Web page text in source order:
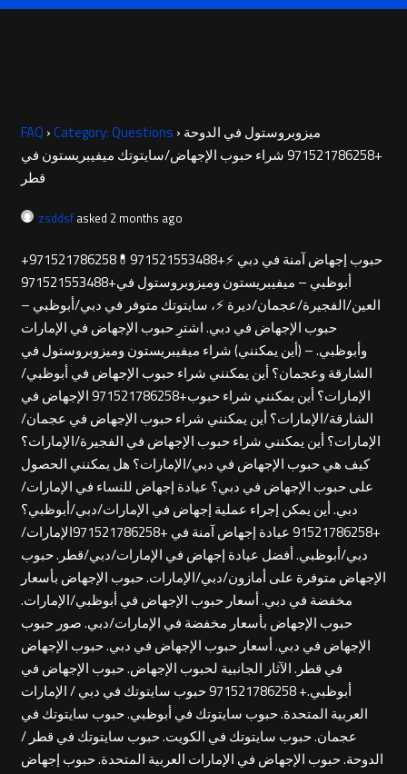
FAQ ›Category: Questions › ميزوبروستول في الدوحة
+971521786258 شراء حبوب الإجهاض/سايتوتك ميفيبريستون في
قطر
zsddsfasked 2 months ago
+971521786258حبوب إجهاض آمنة في دبي ⚡+971521553488💊
أبوظبي – ميفيبريستون وميزوبروستول في+971521553488
العين/الفجيرة/عجمان/ديرة ⚡، سايتوتك متوفر في دبي/أبوظبي –
حبوب الإجهاض في دبي. اشترِ حبوب الإجهاض في الإمارات
وأبوظبي. – (أين يمكنني) شراء ميفيبريستون وميزوبروستول في
الشارقة وعجمان؟ أين يمكنني شراء حبوب الإجهاض في أبوظبي/
الإمارات؟ أين يمكنني شراء حبوب+971521786258 الإجهاض في
الشارقة/الإمارات؟ أين يمكنني شراء حبوب الإجهاض في عجمان/
الإمارات؟ أين يمكنني شراء حبوب الإجهاض في الفجيرة/الإمارات؟
كيف هي حبوب الإجهاض في دبي/الإمارات؟ هل يمكنني الحصول
على حبوب الإجهاض في دبي؟ عيادة إجهاض للنساء في الإمارات/
دبي. أين يمكن إجراء عملية إجهاض في الإمارات/دبي/أبوظبي؟
+91521786258 عيادة إجهاض آمنة في +971521786258الإمارات/
دبي/أبوظبي. أفضل عيادة إجهاض في الإمارات/دبي/قطر. حبوب
الإجهاض متوفرة على أمازون/دبي/الإمارات. حبوب الإجهاض بأسعار
مخفضة في دبي. أسعار حبوب الإجهاض في أبوظبي/الإمارات.
حبوب الإجهاض بأسعار مخفضة في الإمارات/دبي. صور حبوب
الإجهاض في دبي. أسعار حبوب الإجهاض في دبي. حبوب الإجهاض
في قطر. الآثار الجانبية لحبوب الإجهاض. حبوب الإجهاض في
أبوظبي.+ 971521786258 حبوب سايتوتك في دبي / الإمارات
العربية المتحدة. حبوب سايتوتك في أبوظبي. حبوب سايتوتك في
عجمان. حبوب سايتوتك في الكويت. حبوب سايتوتك في قطر /
الدوحة. حبوب الإجهاض في الإمارات العربية المتحدة. حبوب إجهاض